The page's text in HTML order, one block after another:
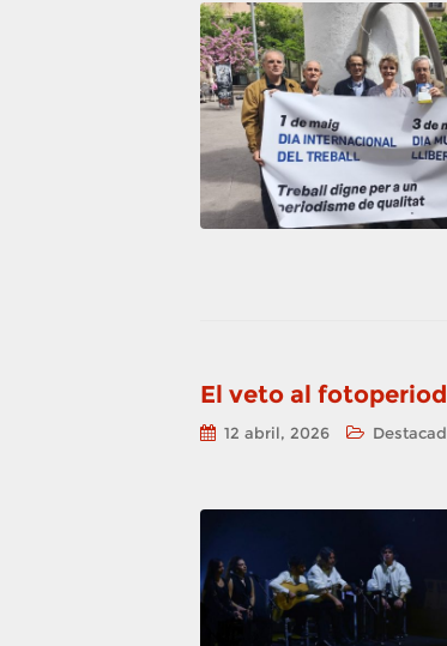
El veto al
12 abril, 2026